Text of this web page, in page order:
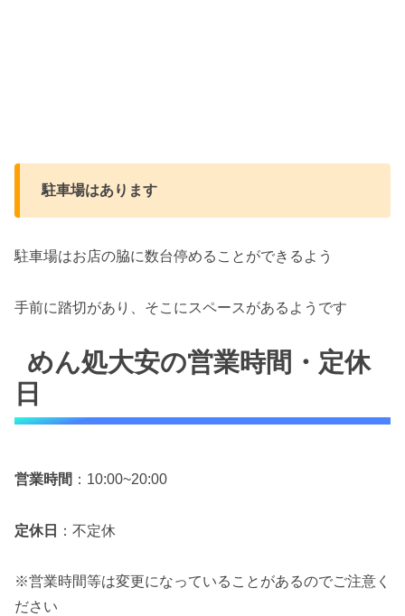
駐車場はあります
駐車場はお店の脇に数台停めることができるよう
手前に踏切があり、そこにスペースがあるようです
めん処大安の営業時間・定休
日
営業時間 ：10:00~20:00
定休日 ：不定休
※営業時間等は変更になっていることがあるのでご注意く
ださい